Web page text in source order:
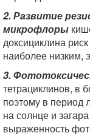
2. Развитие
микрофлоры
доксициклина
наиболее низким,
3.
тетрациклинов, в
поэтому в период
на солнце и
выраженность